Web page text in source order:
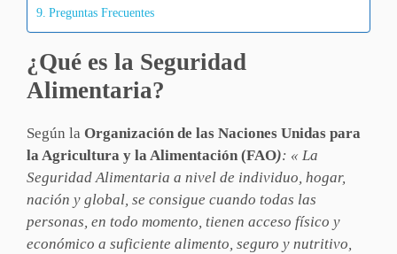
Preguntas Frecuentes
¿Qué es la Seguridad
Alimentaria?
Según la Organización de las Naciones Unidas para
la Agricultura y la Alimentación (FAO): « La
Seguridad Alimentaria a nivel de individuo, hogar,
nación y global, se consigue cuando todas las
personas, en todo momento, tienen acceso físico y
económico a suficiente alimento, seguro y nutritivo,